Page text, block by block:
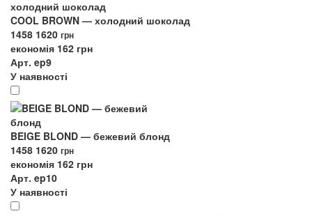
COOL BROWN — холодний шоколад
1458 1620 грн
економія 162 грн
Арт. ep9
У наявності
BEIGE BLOND — бежевий блонд
1458 1620 грн
економія 162 грн
Арт. ep10
У наявності